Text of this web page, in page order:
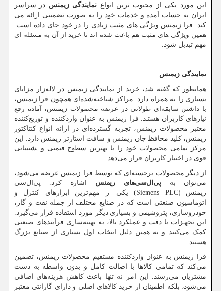
این مورد یکی از محبوب ترین انواع نمایندگی زیمنس در سراسر
ایران به حساب آمده و خدمات خود را به صورت تضمینی ارائه می
کند. فرا زیمنس ویژگی های مثبت زیادی را در خود جای داده است.
همین ویژگی های مثبت هم باعث شده اند تا خرید از آن به مسئله ای
مهم تبدیل شود.
نمایندگی زیمنس
همانطور که گفته شد، خرید از نمایندگی زیمنس در لاله‌زار مزایای
بسیاری را به همراه دارد. مراکز شناخته‌شده‌ای همچون فرا زیمنس،
با داشتن سابقه‌ای طولانی در عرضه محصولات زیمنس، آماده رفع
نیازهای کاربران هستند. فرا زیمنس به عنوان واردکننده و توزیع‌کننده
معتبر محصولات زیمنس، تجربه گسترده‌ای در ارائه انواع کنتاکتور
زیمنس، کلید محافظ جان زیمنس و سافت استارتر زیمنس دارد. این
مرکز تمامی محصولات خود را با بهترین سطوح قیمتی و پشتیبانی
قوی در اختیار کاربران قرار می‌دهد.
از دیگر محصولات برجسته‌ای که توسط فرا زیمنس عرضه می‌شود،
می‌توان به پی‌ال‌سی‌های زیمنس اشاره کرد. پی‌ال‌سی
زیمنس (Siemens PLC) یکی از مهم‌ترین ابزارهای کنترل و
اتوماسیون صنعتی است که در صنایع مختلف از جمله نفت و گاز،
خودروسازی، پتروشیمی و بسیاری دیگر مورد استفاده قرار می‌گیرد.
این تجهیزات با دقت و عملکرد بالا، به بهینه‌سازی فرآیندهای صنعتی
کمک می‌کنند و به همین دلیل انتخاب اول بسیاری از صنایع بزرگ
هستند.
فرا زیمنس به عنوان واردکننده مستقیم محصولات زیمنس، تضمین
می‌کند که تمامی کالاها با اصالت کامل و بدون واسطه به دست
مشتریان می‌رسند. این امر نه تنها باعث کاهش هزینه‌های اضافی
می‌شود، بلکه اطمینان از خرید کالاهای اصلی و دارای گارانتی معتبر